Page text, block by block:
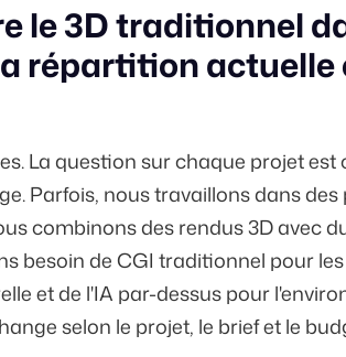
le 3D traditionnel
répartition actuelle
La question sur chaque projet est
Parfois, nous travaillons dans des
combinons des rendus 3D avec
besoin de CGI traditionnel pour
et de l'IA par-dessus pour
selon le projet, le brief et le